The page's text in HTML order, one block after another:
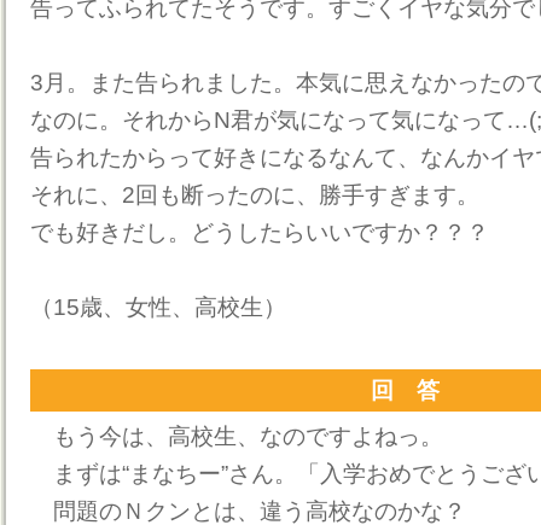
告ってふられてたそうです。すごくイヤな気分で
3月。また告られました。本気に思えなかったの
なのに。それからN君が気になって気になって
告られたからって好きになるなんて、なんかイヤ
それに、2回も断ったのに、勝手すぎます。
でも好きだし。どうしたらいいですか？？？
（15歳、女性、高校生）
回 答
もう今は、高校生、なのですよねっ。
まずは“まなちー”さん。「入学おめでとうござ
問題のＮクンとは、違う高校なのかな？